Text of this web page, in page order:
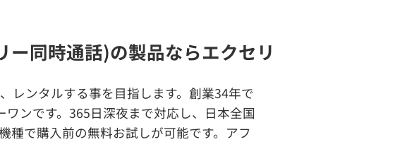
ー同時通話)の製品ならエクセリ
レンタルする事を目指します。創業34年で
ンです。365日深夜まで対応し、日本全国
種で購入前の無料お試しが可能です。アフ